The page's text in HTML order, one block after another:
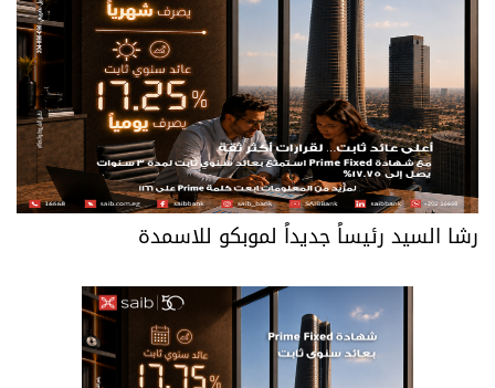
رشا السيد رئيساً جديداً لموبكو للاسمدة